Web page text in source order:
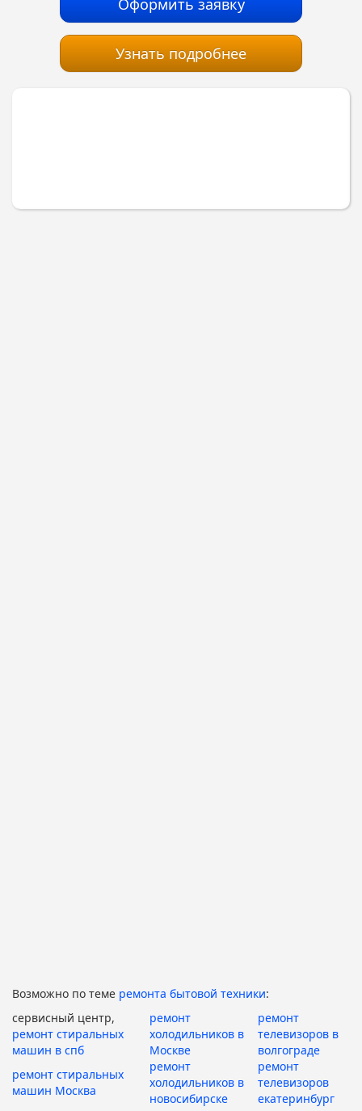
Узнать подробнее
Возможно по теме ремонта бытовой техники:
сервисный центр,
ремонт стиральных
машин в спб
ремонт
холодильников в
Москве
ремонт
телевизоров в
волгограде
ремонт стиральных
машин Москва
ремонт
холодильников в
новосибирске
ремонт
телевизоров
екатеринбург